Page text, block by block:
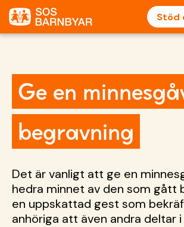
Stöd
Ge en
begravning
Det är vanligt att ge en
hedra minnet av den som gått
en uppskattad gest som
anhöriga att även andra deltar